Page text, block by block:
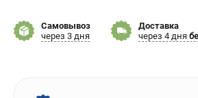
Контакты
Способы оплаты
Политика обработки персональных
Самовывоз
через 3 дня
Доставка
через 4 дня